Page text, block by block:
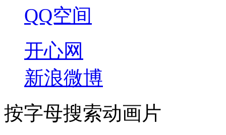
QQ空间
开心网
新浪微博
按字母搜索动画片